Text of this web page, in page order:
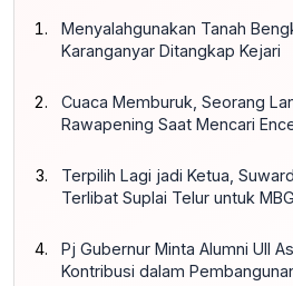
Menyalahgunakan Tanah
Karanganyar Ditangkap Kejari
Cuaca Memburuk, Seorang
Rawapening Saat Mencari
Terpilih Lagi jadi Ketua,
Terlibat Suplai Telur untuk MBG
Pj Gubernur Minta Alumni UII
Kontribusi dalam